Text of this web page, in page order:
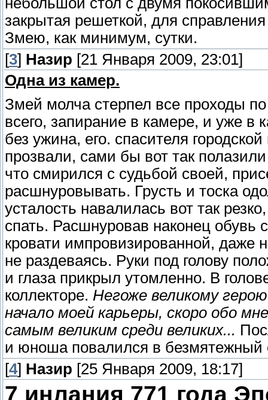
закрытая решеткой, для
Змею, как минимум, сутки.
[3] Назир [21 Января 2009, 23:01]
Одна из камер.
Змей молча стерпел все проходы
всего, запирание в камере, и уже
без ужина, его. спасителя
прозвали, сами бы вот так
что смирился с судьбой своей,
расшнуровывать. Грусть и тоска
усталость навалилась вот так
спать. Расшнуровав наконец обувь
кровати импровизированной, даже
не раздеваясь. Руки под голову
и глаза прикрыл утомленно. В
коллекторе. Негоже великому
начало моей карьеры, скоро обо
самым великим среди великих...
и юноша повалился в безмятежный
[4] Назир [25 Января 2009, 18:17]
7 инлания 771 года